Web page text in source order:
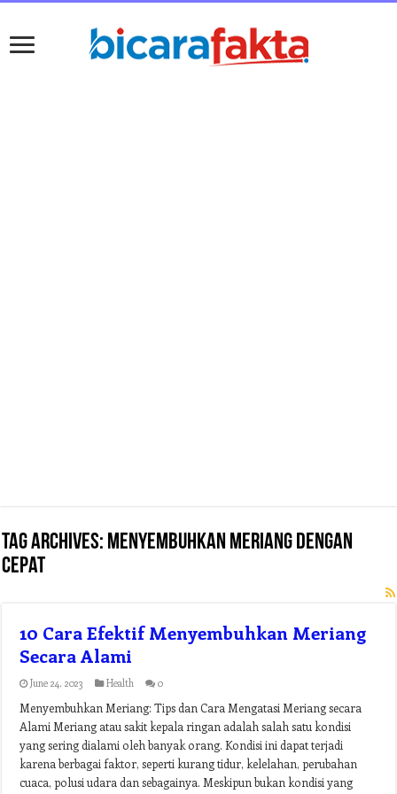
Tag Archives: menyembuhkan meriang dengan
cepat
10 Cara Efektif Menyembuhkan Meriang
Secara Alami
June 24, 2023 Health 0
Menyembuhkan Meriang: Tips dan Cara Mengatasi Meriang secara
Alami Meriang atau sakit kepala ringan adalah salah satu kondisi
yang sering dialami oleh banyak orang. Kondisi ini dapat terjadi
karena berbagai faktor, seperti kurang tidur, kelelahan, perubahan
cuaca, polusi udara dan sebagainya. Meskipun bukan kondisi yang